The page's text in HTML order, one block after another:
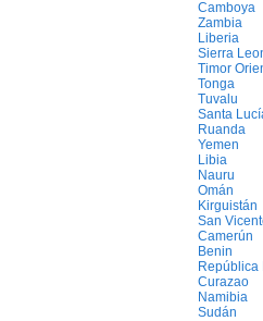
Camboya
Zambia
Liberia
Sierra
Timor
Tonga
Tuvalu
Santa
Ruanda
Yemen
Libia
Nauru
Omán
Kirguistán
San
Camerún
Benin
República
Curazao
Namibia
Sudán